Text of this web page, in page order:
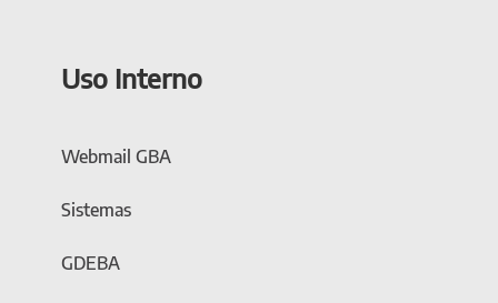
Uso Interno
Webmail GBA
Sistemas
GDEBA